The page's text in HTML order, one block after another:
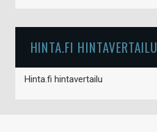
HINTA.FI HINTAVERTAILU
Hinta.fi hintavertailu